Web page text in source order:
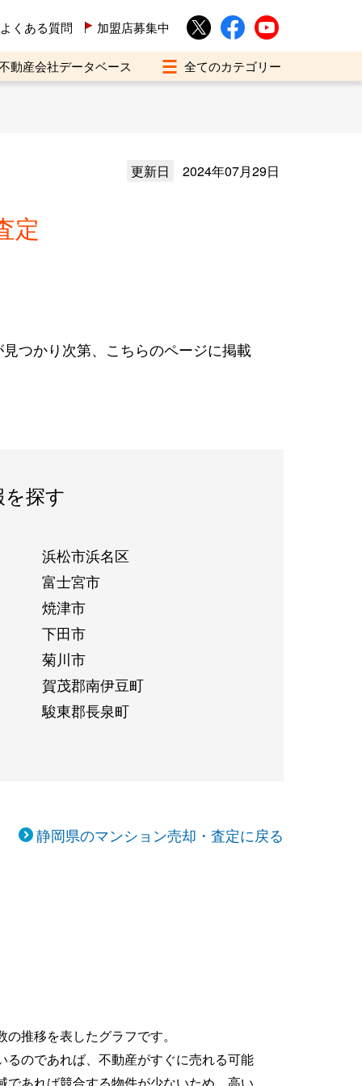
よくある質問 加盟店募集中
動産会社データベース
更新日 2024年07月29日
定
つかり次第、こちらのページに掲載
探す
浜松市浜名区
富士宮市
焼津市
下田市
菊川市
賀茂郡南伊豆町
駿東郡長泉町
静岡県のマンション売却・査定に戻る
推移を表したグラフです。
るのであれば、不動産がすぐに売れる可能